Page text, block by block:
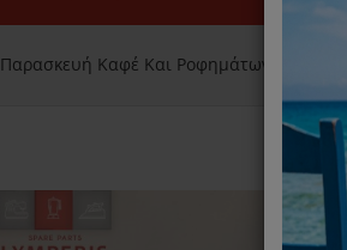
Παρασκευή Καφέ Και Ροφημάτων